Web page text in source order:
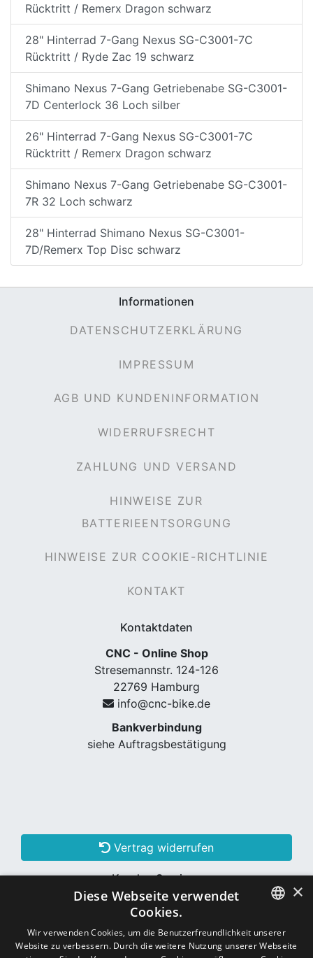
Rücktritt / Remerx Dragon schwarz
28" Hinterrad 7-Gang Nexus SG-C3001-7C
Rücktritt / Ryde Zac 19 schwarz
Shimano Nexus 7-Gang Getriebenabe SG-C3001-
7D Centerlock 36 Loch silber
26" Hinterrad 7-Gang Nexus SG-C3001-7C
Rücktritt / Remerx Dragon schwarz
Shimano Nexus 7-Gang Getriebenabe SG-C3001-
7R 32 Loch schwarz
28" Hinterrad Shimano Nexus SG-C3001-
7D/Remerx Top Disc schwarz
Informationen
DATENSCHUTZERKLÄRUNG
IMPRESSUM
AGB UND KUNDENINFORMATION
WIDERRUFSRECHT
ZAHLUNG UND VERSAND
HINWEISE ZUR
BATTERIEENTSORGUNG
HINWEISE ZUR COOKIE-RICHTLINIE
KONTAKT
Kontaktdaten
CNC - Online Shop
Stresemannstr. 124-126
22769 Hamburg
info@cnc-bike.de
Bankverbindung
siehe Auftragsbestätigung
Vertrag widerrufen
Kunden Services
Konto erstellen
Schon Kunde? Einloggen
GERMAN
×
Diese Webseite verwendet
Cookies.
Wir verwenden Cookies, um die Benutzerfreundlichkeit unserer
Website zu verbessern. Durch die weitere Nutzung unserer Webseite